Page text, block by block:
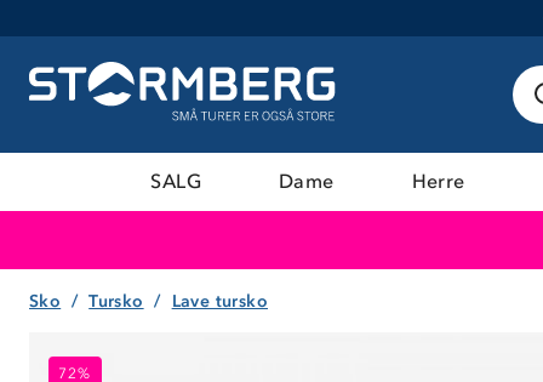
SALG Dame Herre
Sko Tursko Lave tursko
72%